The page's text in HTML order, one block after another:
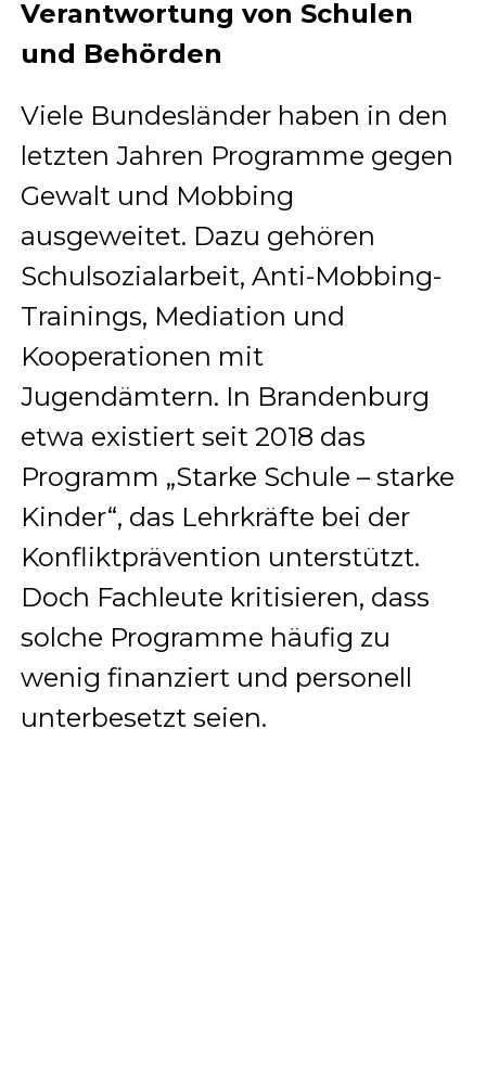
Verantwortung von Schulen
und Behörden
Viele Bundesländer haben in den
letzten Jahren Programme gegen
Gewalt und Mobbing
ausgeweitet. Dazu gehören
Schulsozialarbeit, Anti-Mobbing-
Trainings, Mediation und
Kooperationen mit
Jugendämtern. In Brandenburg
etwa existiert seit 2018 das
Programm „Starke Schule – starke
Kinder“, das Lehrkräfte bei der
Konfliktprävention unterstützt.
Doch Fachleute kritisieren, dass
solche Programme häufig zu
wenig finanziert und personell
unterbesetzt seien.